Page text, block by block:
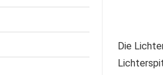
Die